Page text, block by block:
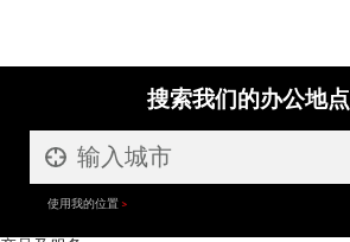
搜索我们的办公地点
使用我的位置